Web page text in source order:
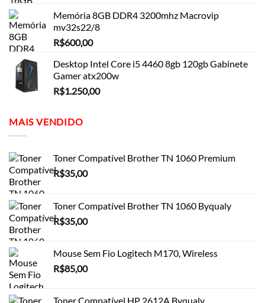
Memória 8GB DDR4 3200mhz Macrovip
mv32s22/8
R$600,00
Desktop Intel Core i5 4460 8gb 120gb Gabinete
Gamer atx200w
R$1.250,00
MAIS VENDIDO
Toner Compatível Brother TN 1060 Premium
R$35,00
Toner Compatível Brother TN 1060 Byqualy
R$35,00
Mouse Sem Fio Logitech M170, Wireless
R$85,00
Toner Compatível HP 2612A Byqualy